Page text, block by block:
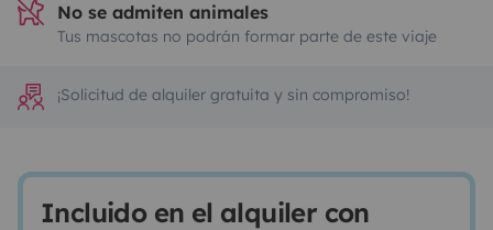
No se admiten animales
Tus mascotas no podrán formar parte de este viaje
¡Solicitud de alquiler gratuita y sin compromiso!
Incluido en el alquiler con